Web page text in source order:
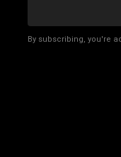
By subscribing, you're